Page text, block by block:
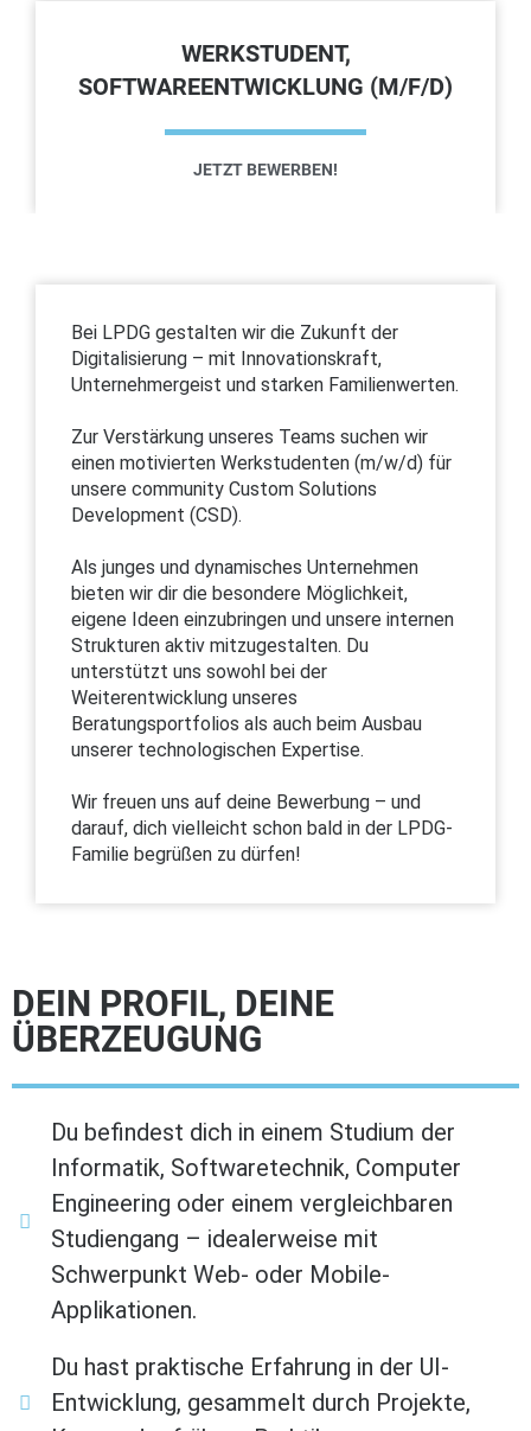
WERKSTUDENT,
SOFTWAREENTWICKLUNG (M/F/D)
JETZT BEWERBEN!
Bei LPDG gestalten wir die Zukunft der
Digitalisierung – mit Innovationskraft,
Unternehmergeist und starken Familienwerten.
Zur Verstärkung unseres Teams suchen wir
einen motivierten Werkstudenten (m/w/d) für
unsere community Custom Solutions
Development (CSD).
Als junges und dynamisches Unternehmen
bieten wir dir die besondere Möglichkeit,
eigene Ideen einzubringen und unsere internen
Strukturen aktiv mitzugestalten. Du
unterstützt uns sowohl bei der
Weiterentwicklung unseres
Beratungsportfolios als auch beim Ausbau
unserer technologischen Expertise.
Wir freuen uns auf deine Bewerbung – und
darauf, dich vielleicht schon bald in der LPDG-
Familie begrüßen zu dürfen!
DEIN PROFIL, DEINE
ÜBERZEUGUNG
Du befindest dich in einem Studium der
Informatik, Softwaretechnik, Computer
Engineering oder einem vergleichbaren
Studiengang – idealerweise mit
Schwerpunkt Web- oder Mobile-
Applikationen.
Du hast praktische Erfahrung in der UI-
Entwicklung, gesammelt durch Projekte,